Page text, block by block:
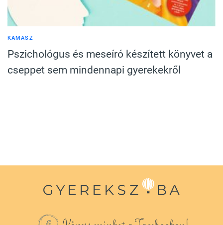
KAMASZ
Pszichológus és meseíró készített könyvet a
cseppet sem mindennapi gyerekekről